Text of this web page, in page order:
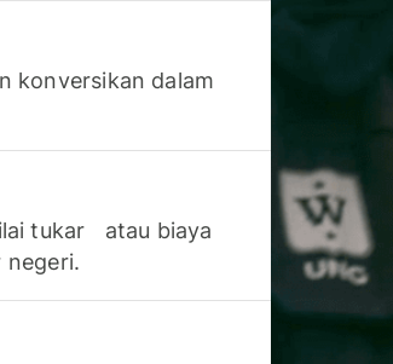
konversikan dalam
tukar atau biaya
negeri.